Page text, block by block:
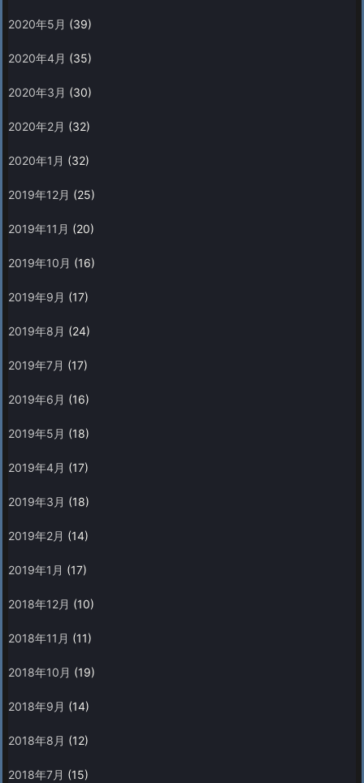
2020年5月 (39)
2020年4月 (35)
2020年3月 (30)
2020年2月 (32)
2020年1月 (32)
2019年12月 (25)
2019年11月 (20)
2019年10月 (16)
2019年9月 (17)
2019年8月 (24)
2019年7月 (17)
2019年6月 (16)
2019年5月 (18)
2019年4月 (17)
2019年3月 (18)
2019年2月 (14)
2019年1月 (17)
2018年12月 (10)
2018年11月 (11)
2018年10月 (19)
2018年9月 (14)
2018年8月 (12)
2018年7月 (15)